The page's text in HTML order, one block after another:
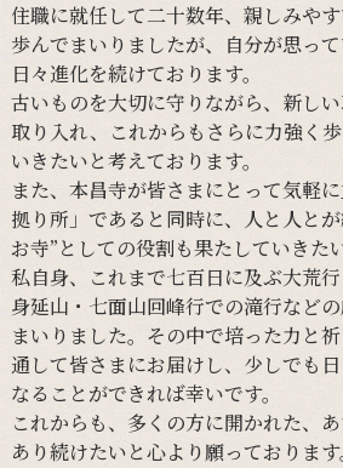
住職に就任して二十数年、 親しみや
歩んでまいりましたが、 自分が思っ
日々進化を続けております。
古いものを大切に守りながら、 新しい
取り入れ、
これからも さらに力強く
いきたいと考えております。
また、 本昌寺が皆さまにとって気軽に
拠り所」であると同時に、 人と 人とが
お寺”と しての役割も果たしていきた
私自身、
これまで七百日に及ぶ大荒
身延山・ 七面山回峰行での滝行などの
まいりました。 その中で培った力と祈
通して皆さまにお届けし、 少しでも
なる ことができれば幸いです。
これからも、 多くの方に開かれた、
あり続けたいと心より願っております